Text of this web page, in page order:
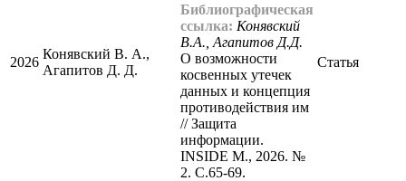
2026
Конявский В. А.,
Агапитов Д. Д.
Библиографическая
ссылка: Конявский
В.А., Агапитов Д.Д.
О возможности
косвенных утечек
данных и концепция
противодействия им
// Защита
информации.
INSIDE М., 2026. №
2. С.65-69.
Статья